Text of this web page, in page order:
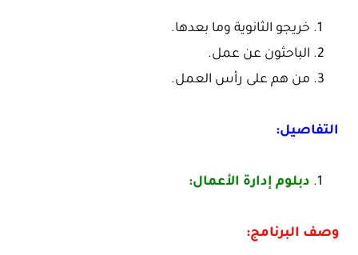
خريجو الثانوية وما بعدها.
الباحثون عن عمل.
من هم على رأس العمل.
التفاصيل:
دبلوم إدارة الأعمال:
وصف البرنامج: